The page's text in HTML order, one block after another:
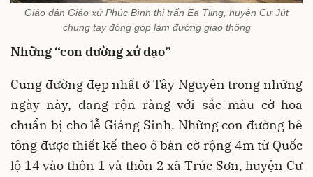
Giáo dân Giáo xứ Phúc Bình thị trấn Ea Tling, huyện Cư Jút
chung tay đóng góp làm đường giao thông
Những “con đường xứ đạo”
Cung đường đẹp nhất ở Tây Nguyên trong những
ngày này, đang rộn ràng với sắc màu cờ hoa
chuẩn bị cho lễ Giáng Sinh. Những con đường bê
tông được thiết kế theo ô bàn cờ rộng 4m từ Quốc
lộ 14 vào thôn 1 và thôn 2 xã Trúc Sơn, huyện Cư